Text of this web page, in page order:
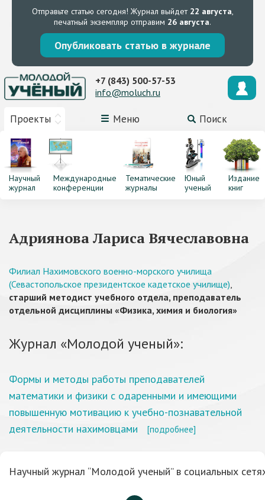
Отправьте статью сегодня! Журнал выйдет 22 августа,
печатный экземпляр отправим 26 августа.
Опубликовать статью в журнале
Проекты Меню Поиск
+7 (843) 500-57-53
info@moluch.ru
Научный
журнал
Международные
конференции
Тематические
журналы
Юный
ученый
Издание
книг
Адриянова Лариса Вячеславовна
Филиал Нахимовского военно-морского училища
(Севастопольское президентское кадетское училище),
старший методист учебного отдела, преподаватель
отдельной дисциплины «Физика, химия и биология»
Журнал «Молодой ученый»:
Формы и методы работы преподавателей
математики и физики с одаренными и имеющими
повышенную мотивацию к учебно-познавательной
деятельности нахимовцами
[подробнее]
Научный журнал “Молодой ученый” в социальных